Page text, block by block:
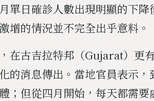
單日確診人數出現明顯的下
增的情況並不完全出乎意料。
在古吉拉特邦（Gujarat）更
的消息傳出。當地官員表示
；但從四月開始，每天都需要